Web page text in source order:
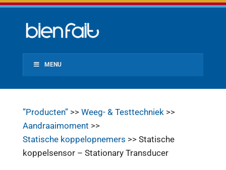
MENU
”Producten”>> Weeg- & Testtechniek>>
Aandraaimoment >>
Statische koppelopnemers >> Statische
koppelsensor – Stationary Transducer